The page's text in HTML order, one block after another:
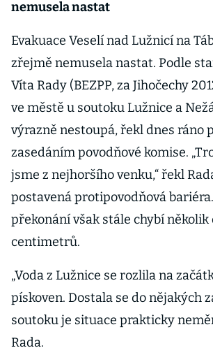
nemusela nastat
Evakuace Veselí nad Lužnicí na
zřejmě nemusela nastat. Podle
Víta Rady (BEZPP, za Jihočechy
ve městě u soutoku Lužnice a
výrazně nestoupá, řekl dnes ráno
zasedáním povodňové komise.
jsme z nejhoršího venku,“ řekl
postavená protipovodňová
překonání však stále chybí
centimetrů.
„Voda z Lužnice se rozlila na
pískoven. Dostala se do nějakých
soutoku je situace prakticky
Rada.